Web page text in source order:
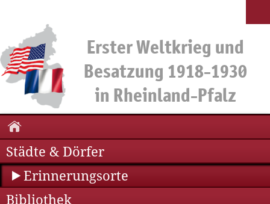
Städte & Dörfer
Erinnerungsorte
Bibliothek